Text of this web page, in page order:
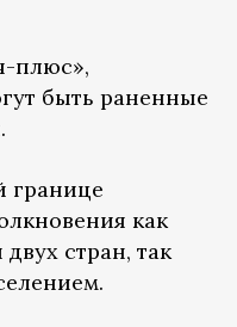
плюс»,
быть раненные
границе
как
стран, так